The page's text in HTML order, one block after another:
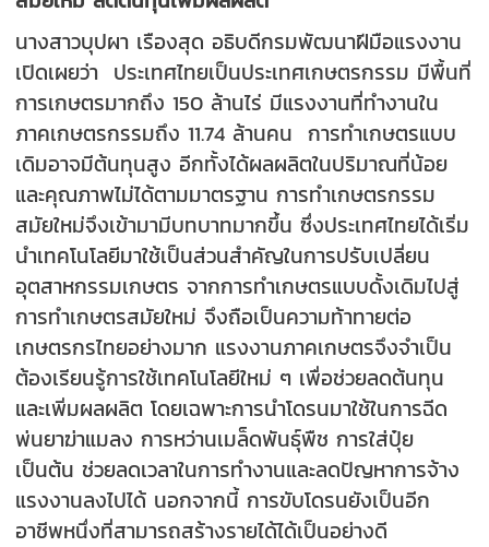
นางสาวบุปผา เรืองสุด อธิบดีกรมพัฒนาฝีมือแรงงาน
เปิดเผยว่า ประเทศไทยเป็นประเทศเกษตรกรรม มีพื้นที่
การเกษตรมากถึง 150 ล้านไร่ มีแรงงานที่ทำงานใน
ภาคเกษตรกรรมถึง 11.74 ล้านคน การทำเกษตรแบบ
เดิมอาจมีต้นทุนสูง อีกทั้งได้ผลผลิตในปริมาณที่น้อย
และคุณภาพไม่ได้ตามมาตรฐาน การทำเกษตรกรรม
สมัยใหม่จึงเข้ามามีบทบาทมากขึ้น ซึ่งประเทศไทยได้เริ่ม
นำเทคโนโลยีมาใช้เป็นส่วนสำคัญในการปรับเปลี่ยน
อุตสาหกรรมเกษตร จากการทำเกษตรแบบดั้งเดิมไปสู่
การทำเกษตรสมัยใหม่ จึงถือเป็นความท้าทายต่อ
เกษตรกรไทยอย่างมาก แรงงานภาคเกษตรจึงจำเป็น
ต้องเรียนรู้การใช้เทคโนโลยีใหม่ ๆ เพื่อช่วยลดต้นทุน
และเพิ่มผลผลิต โดยเฉพาะการนำโดรนมาใช้ในการฉีด
พ่นยาฆ่าแมลง การหว่านเมล็ดพันธุ์พืช การใส่ปุ๋ย
เป็นต้น ช่วยลดเวลาในการทำงานและลดปัญหาการจ้าง
แรงงานลงไปได้ นอกจากนี้ การขับโดรนยังเป็นอีก
อาชีพหนึ่งที่สามารถสร้างรายได้ได้เป็นอย่างดี